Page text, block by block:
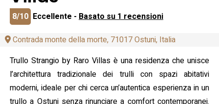
8/10 Eccellente - Basato su 1 recensioni
Contrada monte della morte, 71017 Ostuni, Italia
Trullo Strangio by Raro Villas è una residenza che unisce
l’architettura tradizionale dei trulli con spazi abitativi
moderni, ideale per chi cerca un’autentica esperienza in un
trullo a Ostuni senza rinunciare a comfort contemporanei.